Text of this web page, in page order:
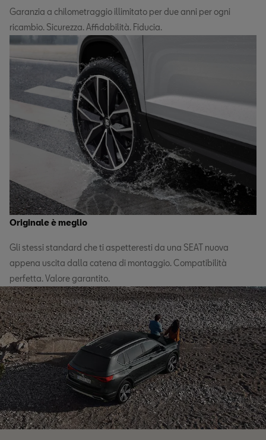
Garanzia a chilometraggio illimitato per due anni per ogni
ricambio. Sicurezza. Affidabilità. Fiducia.
Originale è meglio
Gli stessi standard che ti aspetteresti da una SEAT nuova
appena uscita dalla catena di montaggio. Compatibilità
perfetta. Valore garantito.